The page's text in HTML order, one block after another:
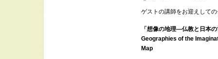
ゲストの講師をお迎えして
「想像の地理―仏教と日本
Geographies of the
Map